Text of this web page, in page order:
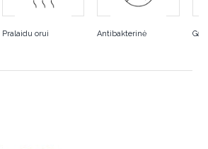
Pralaidu orui Antibakterinė